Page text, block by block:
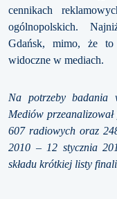
cennikach
ogólnopolskich.
Gdańsk, mimo, że to
widoczne w mediach.
Na potrzeby badania
Mediów
607 radiowych oraz
2010 – 12 stycznia
składu krótkiej listy